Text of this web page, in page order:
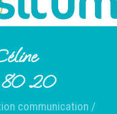
80 20
communication /